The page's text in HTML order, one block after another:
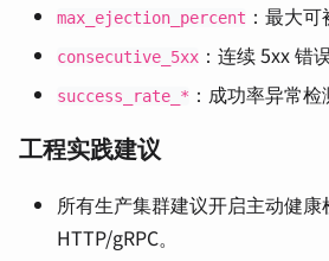
max_ejection_percent ：最大
consecutive_5xx ：连续 5xx 错
success_rate_* ：成功率异常检
工程实践建议
所有生产集群建议开启主动健
HTTP/gRPC。